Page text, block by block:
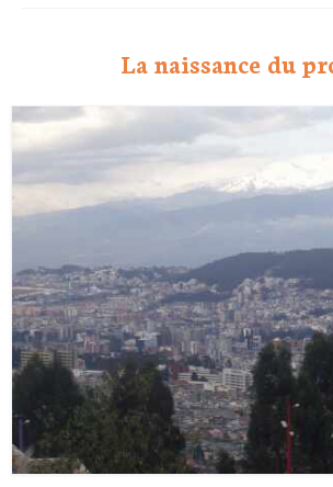
Chocolat Bio en vrac
Boites de dégustation
Cacao
Cabosses de Cacao
Sachet de mélange de chocolat
L’espace professionnels
La naissance du